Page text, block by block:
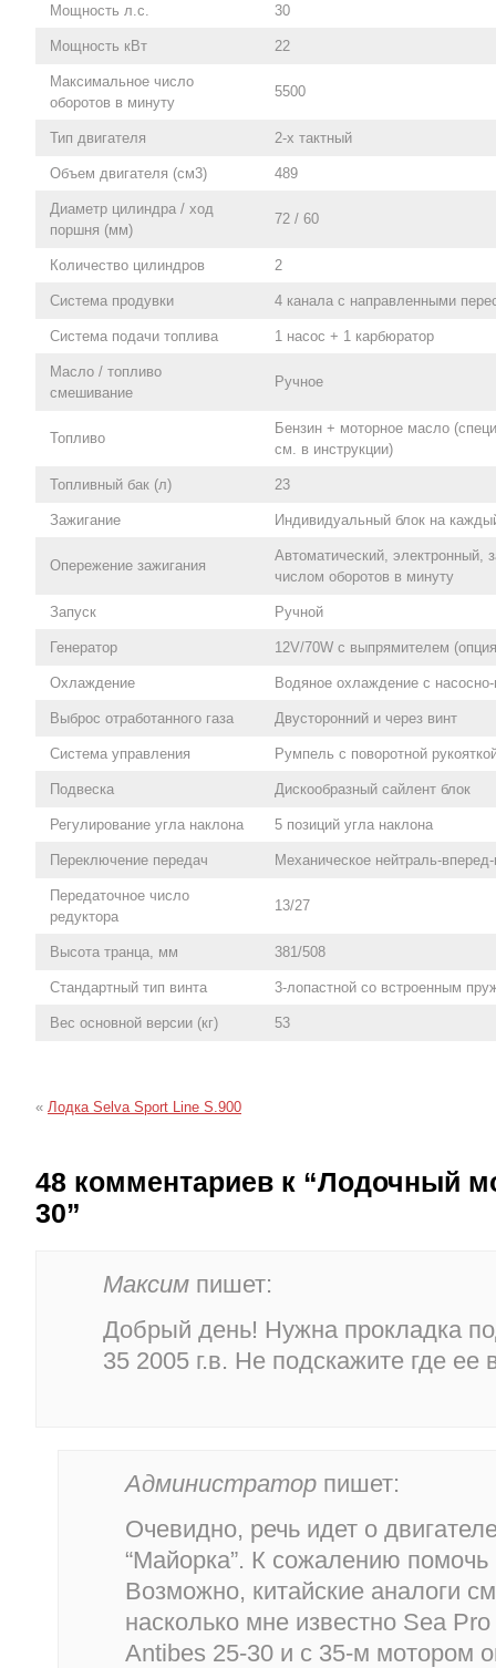
Мощность л.с. 30
Мощность кВт 22
Максимальное число
оборотов в минуту
5500
Тип двигателя 2-х тактный
Объем двигателя (см3) 489
Диаметр цилиндра / ход
поршня (мм)
72 / 60
Количество цилиндров 2
Система продувки 4 канала с направленными
Система подачи топлива 1 насос + 1 карбюратор
Масло / топливо
смешивание
Ручное
Топливо
Бензин + моторное масло
см. в инструкции)
Топливный бак (л) 23
Зажигание Индивидуальный блок на
Опережение зажигания
Автоматический, электронный,
числом оборотов в минуту
Запуск Ручной
Генератор 12V/70W с выпрямителем
Охлаждение Водяное охлаждение с
Выброс отработанного газа Двусторонний и через винт
Система управления Румпель с поворотной
Подвеска Дискообразный сайлент блок
Регулирование угла наклона 5 позиций угла наклона
Переключение передач Механическое нейтраль-
Передаточное число
редуктора
13/27
Высота транца, мм 381/508
Стандартный тип винта 3-лопастной со встроенным
Вес основной версии (кг) 53
« Лодка Selva Sport Line S.900
48 комментариев к “Лодочный
30”
Максим пишет:
Добрый день! Нужна прокладка
35 2005 г.в. Не подскажите где ее
Администратор пишет:
Очевидно, речь идет о
“Майорка”. К сожалению
Возможно, китайские аналоги
насколько мне известно Sea
Antibes 25-30 и с 35-м мотором